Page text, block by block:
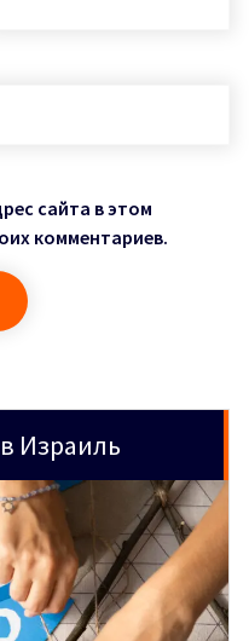
сайта в этом
комментариев.
Израиль